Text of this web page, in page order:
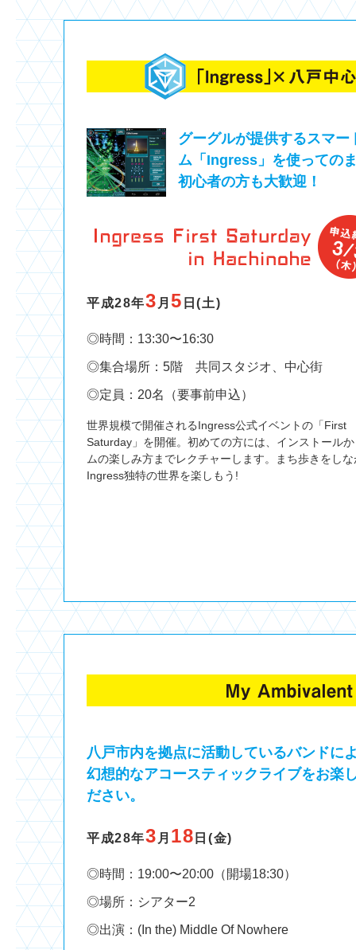
グーグルが提供するスマ
ム「Ingress」を使っての
初心者の方も大歓迎！
平成28年3 月5 日(土)
◎時間：13:30〜16:30
◎集合場所：5階 共同スタジオ、中心街
◎定員：20名（要事前申込）
世界規模で開催されるIngress公式イベントの「First
Saturday」を開催。初めての方には、インストール
ムの楽しみ方までレクチャーします。まち歩きをし
Ingress独特の世界を楽しもう!
八戸市内を拠点に活動しているバンドに
幻想的なアコースティックライブをお楽
ださい。
平成28年3 月 18 日(金)
◎時間：19:00〜20:00（開場18:30）
◎場所：シアター2
◎出演：(In the) Middle Of Nowhere